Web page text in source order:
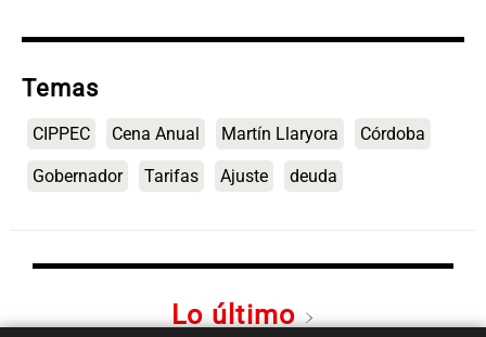
Temas
CIPPEC Cena Anual Martín Llaryora Córdoba
Gobernador Tarifas Ajuste deuda
Lo último